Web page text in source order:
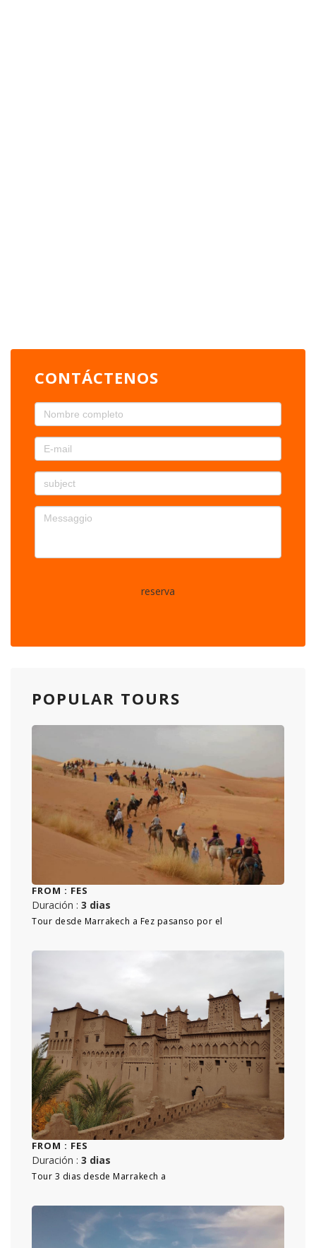
CONTÁCTENOS
reserva
POPULAR TOURS
FROM : FES
Duración : 3 dias
Tour desde Marrakech a Fez pasanso por el
FROM : FES
Duración : 3 dias
Tour 3 dias desde Marrakech a